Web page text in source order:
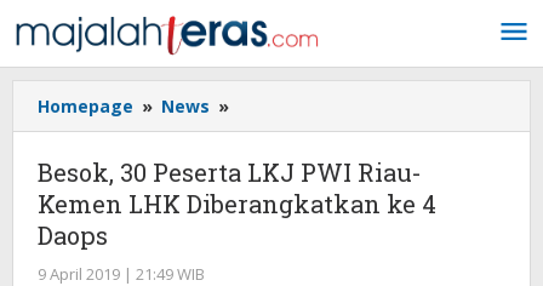
ke
konten
Homepage » News »
30
LKJ
PWI
Besok, 30 Peserta LKJ PWI Riau-
Kemen LHK Diberangkatkan ke 4
Daops
9 April 2019 | 21:49 WIB